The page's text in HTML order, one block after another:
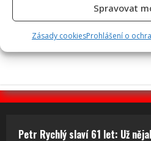
Spravovat
Zásady cookiesProhlášení o
Alena Schillerová terčem Víta
Petr Rychlý slaví 61 let: Už